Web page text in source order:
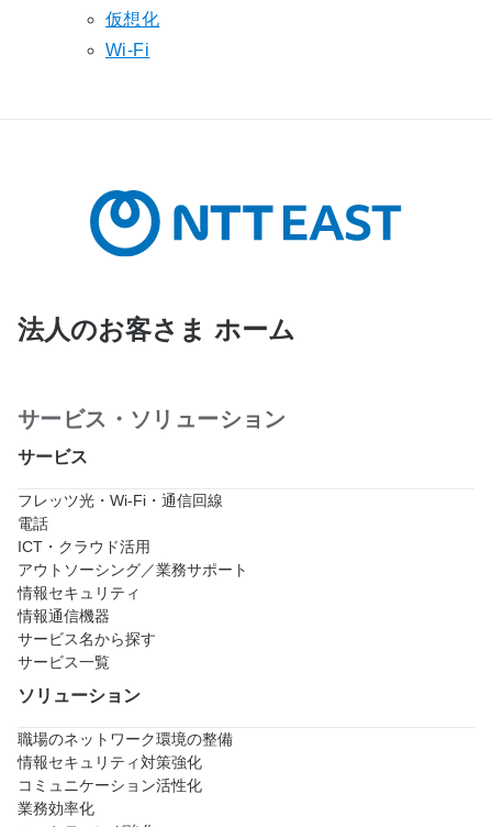
仮想化
Wi-Fi
法人のお客さま ホーム
サービス・ソリューション
サービス
フレッツ光・Wi-Fi・通信回線
電話
ICT・クラウド活用
アウトソーシング／業務サポート
情報セキュリティ
情報通信機器
サービス名から探す
サービス一覧
ソリューション
職場のネットワーク環境の整備
情報セキュリティ対策強化
コミュニケーション活性化
業務効率化